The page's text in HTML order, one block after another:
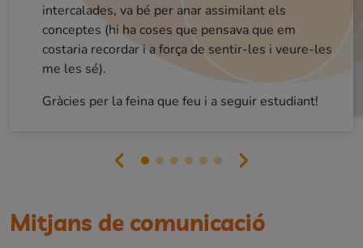
intercalades, va bé per anar assimilant els
conceptes (hi ha coses que pensava que em
costaria recordar i a força de sentir-les i veure-les
me les sé).
Gràcies per la feina que feu i a seguir estudiant!
sobretodo ENHORABUENA!
lo que haces.
Mitjans de comunicació